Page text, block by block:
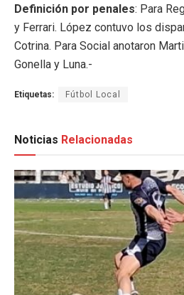
Definición por penales: Para
y Ferrari. López contuvo los
Cotrina. Para Social anotaron
Gonella y Luna.-
Etiquetas: Fútbol Local
Noticias Relacionadas